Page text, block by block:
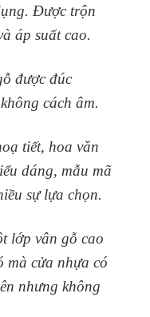
Được trộn
áp suất cao.
được đúc
cách âm.
tiết, hoa văn
dáng, mẫu mã
sự lựa chọn.
lớp vân gỗ cao
mà cửa nhựa có
nhưng không